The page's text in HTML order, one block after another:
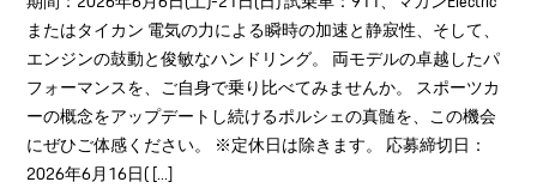
またはタイカン 電気の力による瞬時の加速と静寂性、そして、
エンジンの鼓動と俊敏なハンドリング。 両モデルの卓越したパ
フォーマンスを、ご自身で乗り比べてみませんか。 スポーツカ
ーの概念をアップデートし続けるポルシェの真髄を、この機会
にぜひご体感ください。 ※定休日は除きます。 応募締切日：
2026年6月16日( [...]